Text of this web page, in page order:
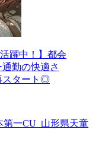
躍中！】都会
勤の快適さ
スタート◎
一CU_山形県天童